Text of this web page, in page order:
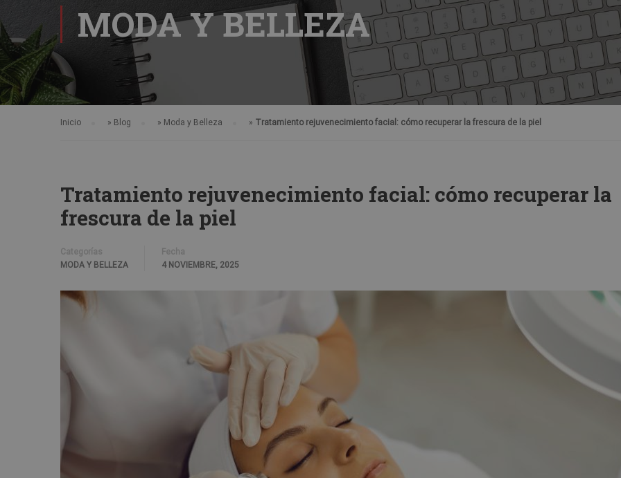
MODA Y BELLEZA
Inicio » Blog » Moda y Belleza » Tratamiento rejuvenecimiento facial: cómo recuperar la frescura de la piel
Tratamiento rejuvenecimiento facial: cómo recuperar la
frescura de la piel
Categorías
MODA Y BELLEZA
Fecha
4 NOVIEMBRE, 2025